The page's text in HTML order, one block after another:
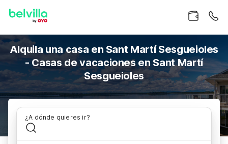
Alquila una casa en Sant Martí Sesgueioles
- Casas de vacaciones en Sant Martí
Sesgueioles
¿A dónde quieres ir?